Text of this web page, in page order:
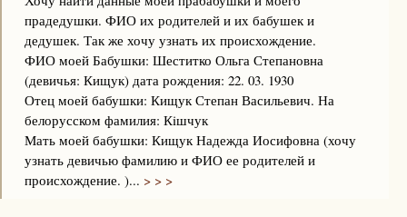
прадедушки. ФИО их родителей и их бабушек и
дедушек. Так же хочу узнать их происхождение.
ФИО моей Бабушки: Шеститко Ольга Степановна
(девичья: Кищук) дата рождения: 22. 03. 1930
Отец моей бабушки: Кищук Степан Васильевич. На
белорусском фамилия: Кiшчук
Мать моей бабушки: Кищук Надежда Иосифовна (хочу
узнать девичью фамилию и ФИО ее родителей и
происхождение. )... > > >